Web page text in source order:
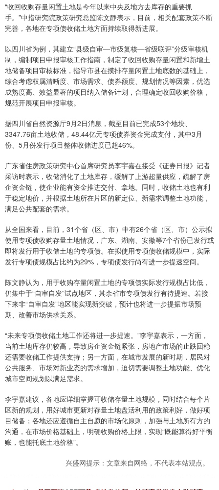
“收回收购存量闲置土地是今年以来中央及地方去库存的重要抓
手。”中指研究院政策研究总监陈文静表示，目前，相关配套政策不断
完善，各地在专项债收储土地方面持续取得新进展。
以四川省为例，其建立“县级自审—市级复核—省级联评”分级审核机
制，编制项目申报审核工作指南，制定了收回收购存量闲置和新增土
地储备项目审核标准，指导市县在摸排存量闲置土地底数的基础上，
综合考虑权属清晰度、市场需求、债券额度、规划情况等因素，优选
成熟度高、效益显著的项目纳入储备计划，合理确定收回收购价格，
规范开展项目申报审核。
据四川省自然资源厅9月2日消息，截至目前已完成53个地块、
3347.76亩土地收储，48.44亿元专项债券资金完成支付，其中3月
份、5月份发行项目整体收储进度已超46%。
广东省住房政策研究中心首席研究员李宇嘉在接受《证券日报》记者
采访时表示，收储消化了土地库存，缓解了上游超量供应，疏解了房
企资金链，使企业能有资金推进交付、拿地。同时，收储土地也有利
于稳定地价，并根据土地所在片区的新定位、新需求调整土地功能，
满足公共配套的需求。
从全国来看，目前，31个省（区、市）中有26个省（区、市）公示拟
使用专项债收购存量土地情况，广东、湖南、安徽等7个省份已发行或
即将发行用于收储土地的专项债。在拟使用专项债收储规模中，实际
发行专项债规模占比约为29%，专项债发行尚有进一步提速空间。
陈文静认为，用于收购存量闲置土地的专项债实际发行规模占比低，
仍集中于“自审自发”试点地区，其余省市专项债发行有待提速。若接
下来非“自审自发”地区能实现新突破，预计也将进一步提振市场预
期、改善市场供求关系。
“未来专项债收储土地工作还将进一步提速。”李宇嘉表示，一方面，
当前土地库存仍较高，导致房企资金链紧张，房地产市场的止跌回稳
还需要收储工作提供支持；另一方面，在城市发展的新时期，居民对
公共服务、市场对新业态的需求增加，迫切需要调整土地功能、优化
城市空间规划以满足需求。
李宇嘉建议，各地应详细掌握可收储存量土地规模，同时结合每个片
区新的规划，用好城市更新对存量土地盘活利用的政策利好，做好项
目储备；各地还应遵循自主自愿的市场化原则，加强与土地所有方的
沟通，在市场价格基础上，明确收购价格上限，实现“既能算得好平衡
账，也能托底土地价格”。
兴盛网提示：文章来自网络，不代表本站观点。